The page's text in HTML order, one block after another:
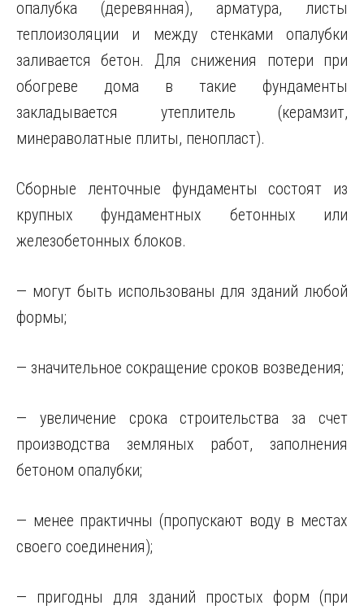
опалубка (деревянная), арматура, листы
теплоизоляции и между стенками опалубки
заливается бетон. Для снижения потери при
обогреве дома в такие фундаменты
закладывается утеплитель (керамзит,
минераволатные плиты, пенопласт).
Сборные ленточные фундаменты состоят из
крупных фундаментных бетонных или
железобетонных блоков.
— могут быть использованы для зданий любой
формы;
— значительное сокращение сроков возведения;
— увеличение срока строительства за счет
производства земляных работ, заполнения
бетоном опалубки;
— менее практичны (пропускают воду в местах
своего соединения);
— пригодны для зданий простых форм (при